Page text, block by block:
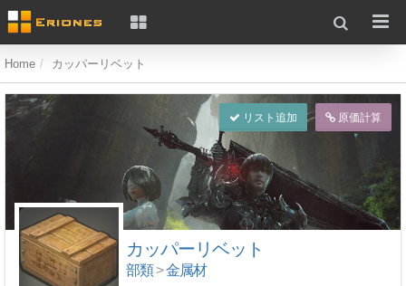
Home カッパーリベット
リスト追加 原価計算
カッパーリベット
部類>金属材